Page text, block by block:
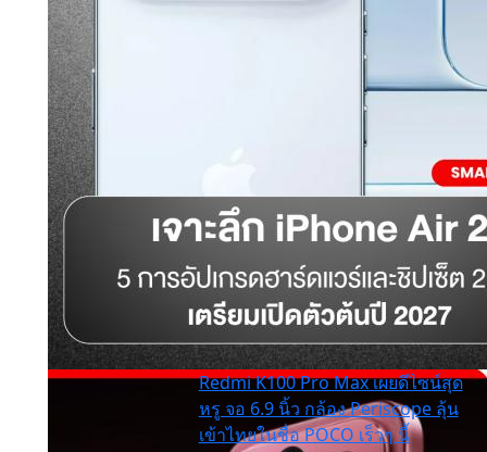
Redmi K100 Pro Max เผยดีไซน์สุด
หรู จอ 6.9 นิ้ว กล้อง Periscope ลุ้น
เข้าไทยในชื่อ POCO เร็วๆ นี้